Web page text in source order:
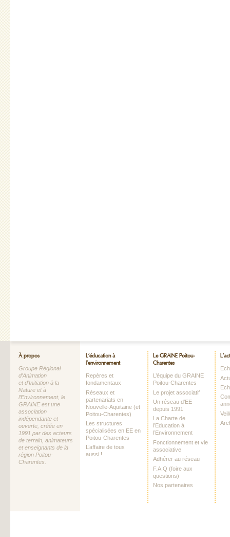
À propos
Groupe Régional
d’Animation
et d’Initiation à la
Nature et à
l’Environnement, le
GRAINE est une
association
indépendante et
ouverte, créée en
1991 par des acteurs
de terrain, animateurs
et enseignants de la
région Poitou-
Charentes.
L’éducation à
l’environnement
Repères et
fondamentaux
Réseaux et
partenariats en
Nouvelle-Aquitaine (et
Poitou-Charentes)
Les structures
spécialisées en EE en
Poitou-Charentes
L’affaire de tous
aussi !
Le GRAINE Poitou-
Charentes
L’équipe du GRAINE
Poitou-Charentes
Le projet associatif
Un réseau d’EE
depuis 1991
La Charte de
l’Education à
l’Environnement
Fonctionnement et vie
associative
Adhérer au réseau
F.A.Q (foire aux
questions)
Nos partenaires